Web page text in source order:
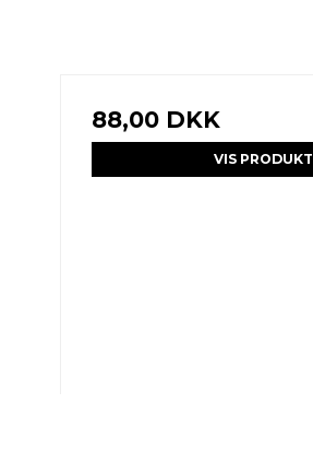
88,00 DKK
VIS PRODUKT